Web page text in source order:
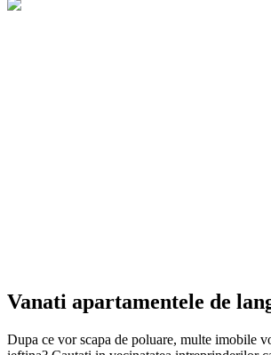
Vanati apartamentele de
Dupa ce vor scapa de poluare, multe imobile